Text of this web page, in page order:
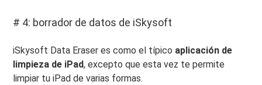
# 4: borrador de datos de iSkysoft
iSkysoft Data Eraser es como el típico aplicación de
limpieza de iPad, excepto que esta vez te permite
limpiar tu iPad de varias formas.